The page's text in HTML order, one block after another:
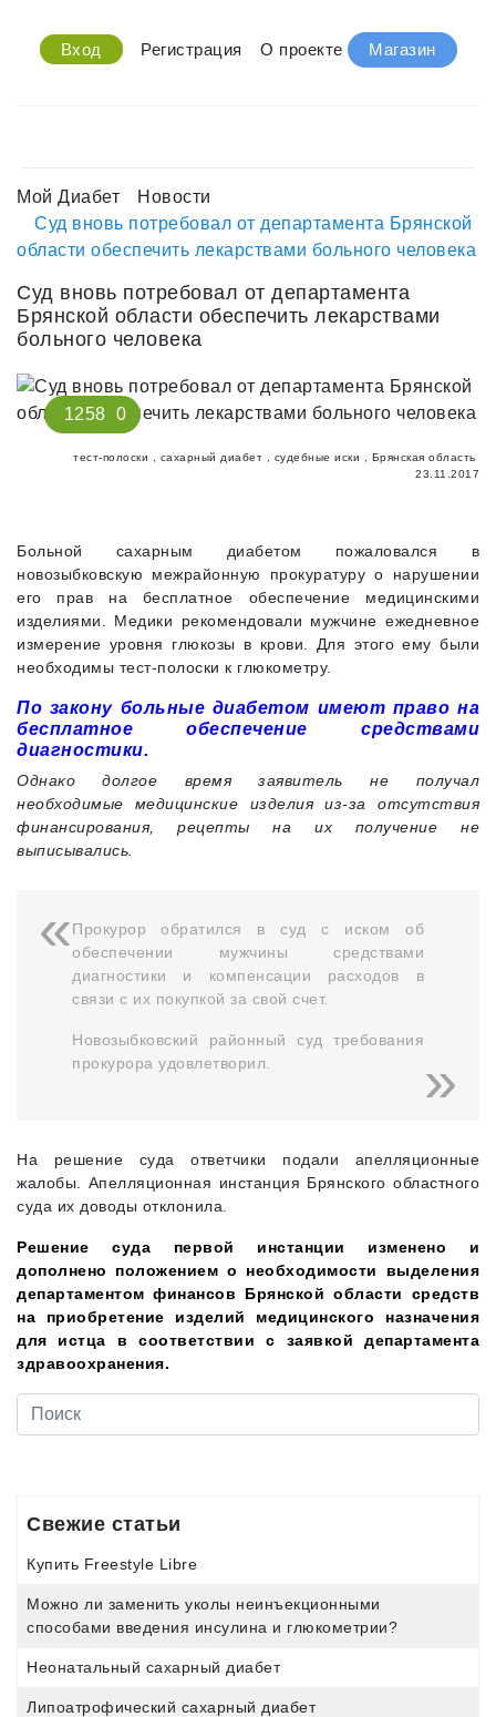
Вход Регистрация О проекте Магазин
Мой Диабет
Новости
Суд вновь потребовал от департамента Брянской
области обеспечить лекарствами больного человека
Суд вновь потребовал от департамента
Брянской области обеспечить лекарствами
больного человека
1258 0
тест-полоски сахарный диабет судебные иски
Брянская область
23.11.2017
Больной сахарным диабетом пожаловался в
новозыбковскую межрайонную прокуратуру о нарушении
его прав на бесплатное обеспечение медицинскими
изделиями. Медики рекомендовали мужчине ежедневное
измерение уровня глюкозы в крови. Для этого ему были
необходимы тест-полоски к глюкометру.
По закону больные диабетом имеют право на
бесплатное обеспечение средствами
диагностики.
Однако долгое время заявитель не получал
необходимые медицинские изделия из-за отсутствия
финансирования, рецепты на их получение не
выписывались.
Прокурор обратился в суд с иском об
обеспечении мужчины средствами
диагностики и компенсации расходов в
связи с их покупкой за свой счет.
Новозыбковский районный суд требования
прокурора удовлетворил.
На решение суда ответчики подали апелляционные
жалобы. Апелляционная инстанция Брянского областного
суда их доводы отклонила.
Решение суда первой инстанции изменено и
дополнено положением о необходимости выделения
департаментом финансов Брянской области средств
на приобретение изделий медицинского назначения
для истца в соответствии с заявкой департамента
здравоохранения.
Свежие статьи
Купить Freestyle Libre
Можно ли заменить уколы неинъекционными
способами введения инсулина и глюкометрии?
Неонатальный сахарный диабет
Липоатрофический сахарный диабет